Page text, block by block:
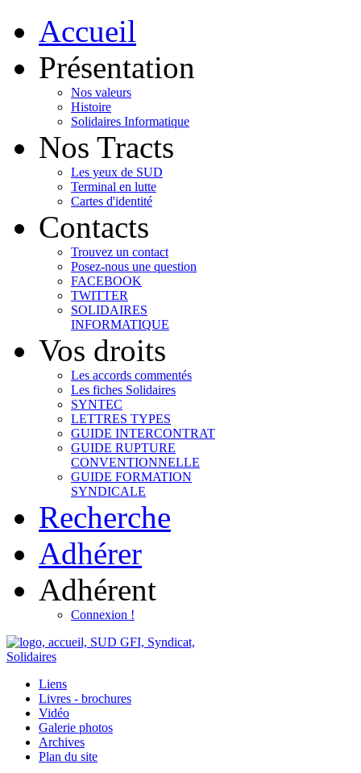
Accueil
Présentation
Nos valeurs
Histoire
Solidaires Informatique
Nos Tracts
Les yeux de SUD
Terminal en lutte
Cartes d'identité
Contacts
Trouvez un contact
Posez-nous une question
FACEBOOK
TWITTER
SOLIDAIRES
INFORMATIQUE
Vos droits
Les accords commentés
Les fiches Solidaires
SYNTEC
LETTRES TYPES
GUIDE INTERCONTRAT
GUIDE RUPTURE
CONVENTIONNELLE
GUIDE FORMATION
SYNDICALE
Recherche
Adhérer
Adhérent
Connexion !
Liens
Livres - brochures
Vidéo
Galerie photos
Archives
Plan du site